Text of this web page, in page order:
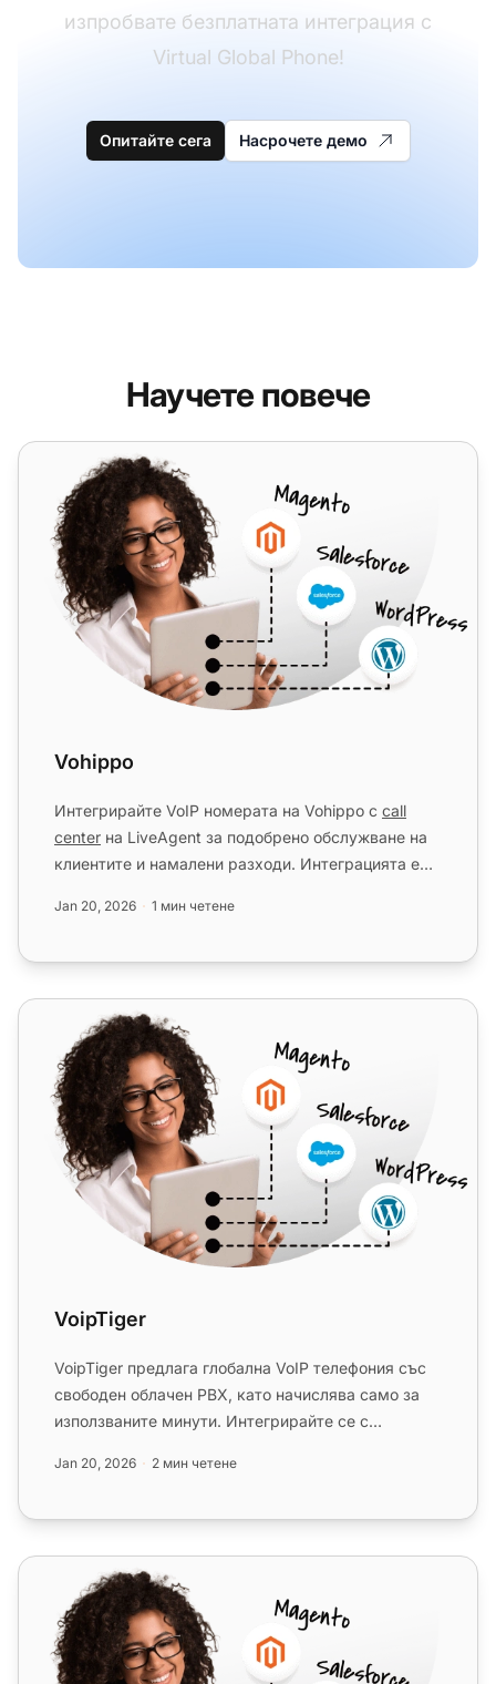
изпробвате безплатната интеграция с
Virtual Global Phone!
Опитайте сега Насрочете демо
Научете повече
Vohippo
Vohippo
Интегрирайте VoIP номерата на Vohippo с call
center на LiveAgent за подобрено обслужване на
клиентите и намалени разходи. Интеграцията е
Jan 20, 2026 1 мин четене
VoipTiger
VoipTiger
VoipTiger предлага глобална VoIP телефония със
свободен облачен PBX, като начислява само за
използваните минути. Интегрирайте се с
Jan 20, 2026 2 мин четене
MultiTEL